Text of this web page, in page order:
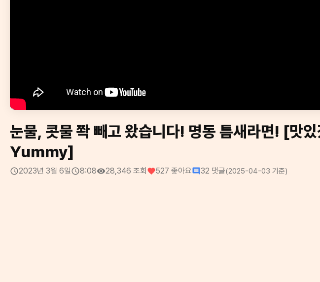
눈물, 콧물 쫙 빼고 왔습니다! 명동 틈새라면! [맛
Yummy]
2023년 3월 6일 8:08 28,346 조회 527 좋아요 32 댓글(2025-04-03 기준)